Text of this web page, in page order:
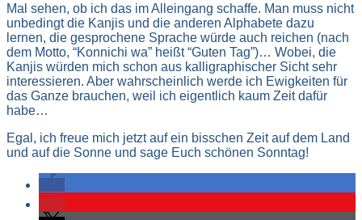
Mal sehen, ob ich das im Alleingang schaffe. Man muss nicht
unbedingt die Kanjis und die anderen Alphabete dazu
lernen, die gesprochene Sprache würde auch reichen (nach
dem Motto, “Konnichi wa” heißt “Guten Tag”)… Wobei, die
Kanjis würden mich schon aus kalligraphischer Sicht sehr
interessieren. Aber wahrscheinlich werde ich Ewigkeiten für
das Ganze brauchen, weil ich eigentlich kaum Zeit dafür
habe…
Egal, ich freue mich jetzt auf ein bisschen Zeit auf dem Land
und auf die Sonne und sage Euch schönen Sonntag!